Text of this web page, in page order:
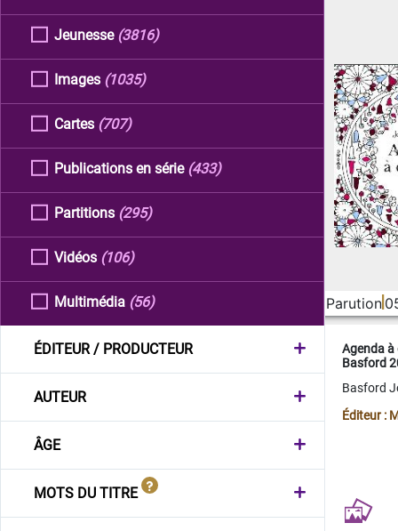
Jeunesse (3816)
Images (1035)
Cartes (707)
Publications en série (433)
Partitions (295)
Vidéos (106)
Multimédia (56)
ÉDITEUR / PRODUCTEUR
AUTEUR
ÂGE
MOTS DU TITRE
Parution
Agenda
Basford
Basford
Éditeur :